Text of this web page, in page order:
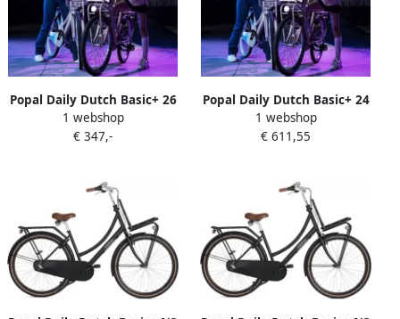
Popal Daily Dutch Basic+ 26
Inch 45 5 cm Meisjes 3V
Terugtraprem Matzwart
1 webshop
€ 347,-
Popal Daily Dutch Basic+ 24
Inch 40 cm Meisjes 3V
Terugtraprem Matzwart
1 webshop
€ 611,55